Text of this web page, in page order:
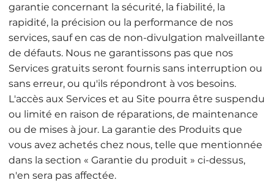
garantie concernant la sécurité, la fiabilité, la
rapidité, la précision ou la performance de nos
services, sauf en cas de non-divulgation malveillante
de défauts. Nous ne garantissons pas que nos
Services gratuits seront fournis sans interruption ou
sans erreur, ou qu'ils répondront à vos besoins.
L'accès aux Services et au Site pourra être suspendu
ou limité en raison de réparations, de maintenance
ou de mises à jour. La garantie des Produits que
vous avez achetés chez nous, telle que mentionnée
dans la section « Garantie du produit » ci-dessus,
n'en sera pas affectée.